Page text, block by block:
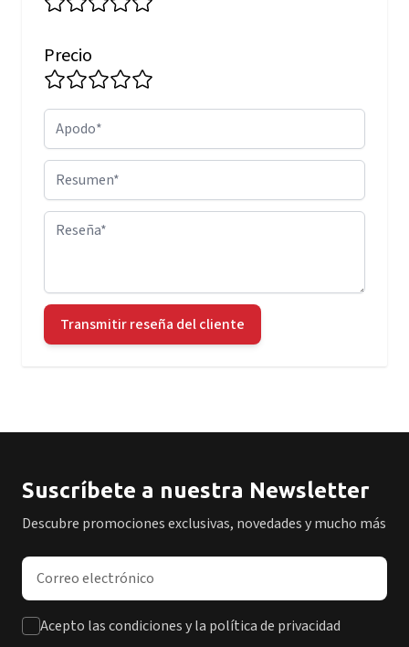
Precio
Apodo
Resumen
Reseña
Transmitir reseña del cliente
Suscríbete a nuestra Newsletter
Descubre promociones exclusivas, novedades y mucho más
Dirección de correo electrónico
Acepto las condiciones y la política de privacidad